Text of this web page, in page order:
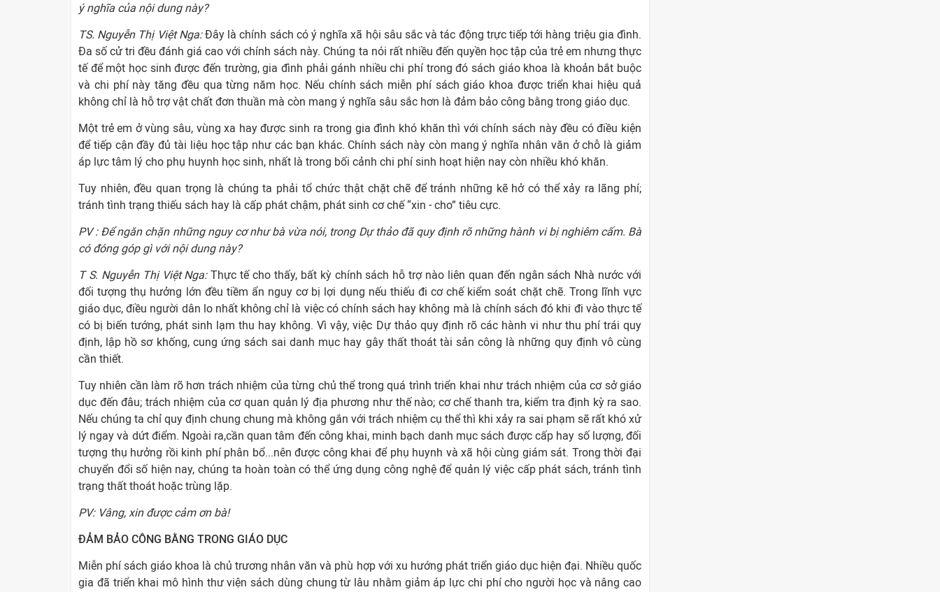
ý nghĩa của nội dung này?
TS. Nguyễn Thị Việt Nga:Đây là chính sách có ý nghĩa xã hội sâu sắc và tác động trực tiếp tới hàng triệu gia đình.
Đa số cử tri đều đánh giá cao với chính sách này. Chúng ta nói rất nhiều đến quyền học tập của trẻ em nhưng thực
tế để một học sinh được đến trường, gia đình phải gánh nhiều chi phí trong đó sách giáo khoa là khoản bắt buộc
và chi phí này tăng đều qua từng năm học. Nếu chính sách miễn phí sách giáo khoa được triển khai hiệu quả
không chỉ là hỗ trợ vật chất đơn thuần mà còn mang ý nghĩa sâu sắc hơn là đảm bảo công bằng trong giáo dục.
Một trẻ em ở vùng sâu, vùng xa hay được sinh ra trong gia đình khó khăn thì với chính sách này đều có điều kiện
để tiếp cận đầy đủ tài liệu học tập như các bạn khác. Chính sách này còn mang ý nghĩa nhân văn ở chỗ là giảm
áp lực tâm lý cho phụ huynh học sinh, nhất là trong bối cảnh chi phí sinh hoạt hiện nay còn nhiều khó khăn.
Tuy nhiên, đều quan trọng là chúng ta phải tổ chức thật chặt chẽ để tránh những kẽ hở có thể xảy ra lãng phí;
tránh tình trạng thiếu sách hay là cấp phát chậm, phát sinh cơ chế “xin - cho” tiêu cực.
PV : Để ngăn chặn những nguy cơ như bà vừa nói, trong Dự thảo đã quy định rõ những hành vi bị nghiêm cấm. Bà
có đóng góp gì với nội dung này?
T S. Nguyễn Thị Việt Nga:Thực tế cho thấy, bất kỳ chính sách hỗ trợ nào liên quan đến ngân sách Nhà nước với
đối tượng thụ hưởng lớn đều tiềm ẩn nguy cơ bị lợi dụng nếu thiếu đi cơ chế kiểm soát chặt chẽ. Trong lĩnh vực
giáo dục, điều người dân lo nhất không chỉ là việc có chính sách hay không mà là chính sách đó khi đi vào thực tế
có bị biến tướng, phát sinh lạm thu hay không. Vì vậy, việc Dự thảo quy định rõ các hành vi như thu phí trái quy
định, lập hồ sơ khống, cung ứng sách sai danh mục hay gây thất thoát tài sản công là những quy định vô cùng
cần thiết.
Tuy nhiên cần làm rõ hơn trách nhiệm của từng chủ thể trong quá trình triển khai như trách nhiệm của cơ sở giáo
dục đến đâu; trách nhiệm của cơ quan quản lý địa phương như thế nào; cơ chế thanh tra, kiểm tra định kỳ ra sao.
Nếu chúng ta chỉ quy định chung chung mà không gắn với trách nhiệm cụ thể thì khi xảy ra sai phạm sẽ rất khó xử
lý ngay và dứt điểm. Ngoài ra,cần quan tâm đến công khai, minh bạch danh mục sách được cấp hay số lượng, đối
tượng thụ hưởng rồi kinh phí phân bổ...nên được công khai để phụ huynh và xã hội cùng giám sát. Trong thời đại
chuyển đổi số hiện nay, chúng ta hoàn toàn có thể ứng dụng công nghệ để quản lý việc cấp phát sách, tránh tình
trạng thất thoát hoặc trùng lặp.
PV: Vâng, xin được cảm ơn bà!
ĐẢM BẢO CÔNG BẰNG TRONG GIÁO DỤC
Miễn phí sách giáo khoa là chủ trương nhân văn và phù hợp với xu hướng phát triển giáo dục hiện đại. Nhiều quốc
gia đã triển khai mô hình thư viện sách dùng chung từ lâu nhằm giảm áp lực chi phí cho người học và nâng cao